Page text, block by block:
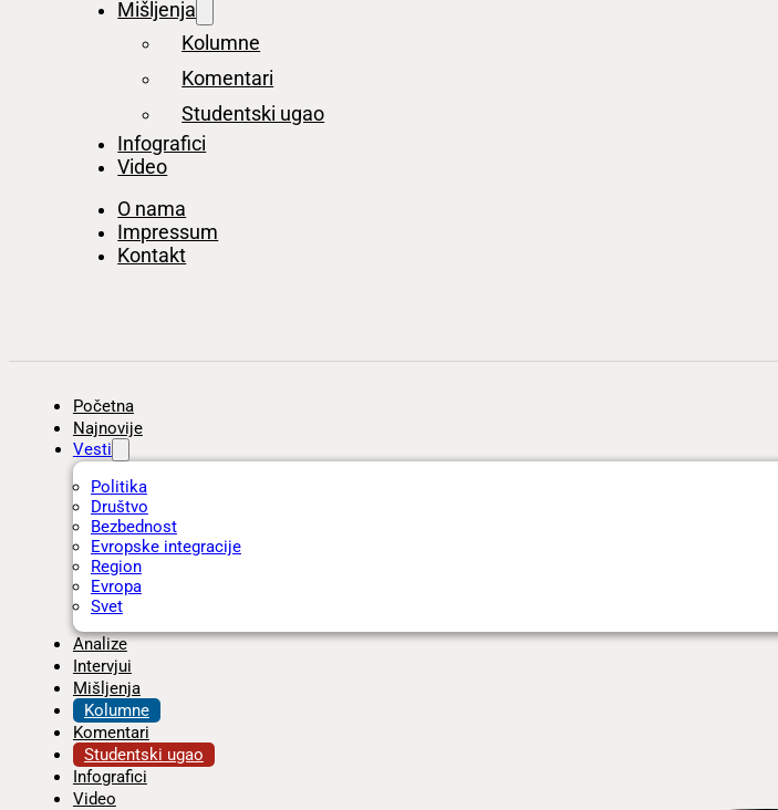
Mišljenja
Kolumne
Komentari
Studentski ugao
Infografici
Video
O nama
Impressum
Kontakt
Početna
Najnovije
Vesti
Politika
Društvo
Bezbednost
Evropske integracije
Region
Evropa
Svet
Analize
Intervjui
Mišljenja
Kolumne
Komentari
Studentski ugao
Infografici
Video